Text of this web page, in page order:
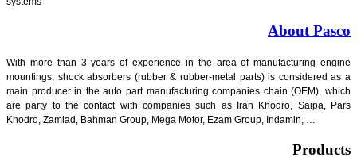
With more than 3 years of experience in the area of
mountings, shock absorbers (rubber & rubber-metal
main producer in the auto part manufacturing
are party to the contact with companies such as
Khodro, Zamiad, Bahman Group, Mega Motor, Ezam